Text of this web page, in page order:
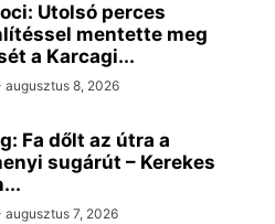
Utolsó perces
mentette meg
a Karcagi...
augusztus 8, 2026
Fa dőlt az útra a
sugárút – Kerekes
augusztus 7, 2026